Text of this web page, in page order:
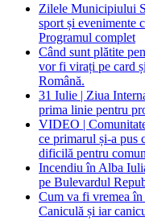
Zilele Municipiului
sport și evenimente
Programul complet
Când sunt plătite
vor fi virați pe card
Română.
31 Iulie | Ziua
prima linie pentru
VIDEO |
ce primarul și-a pus
dificilă pentru
Incendiu în Alba
pe Bulevardul
Cum va fi vremea în
Caniculă și iar